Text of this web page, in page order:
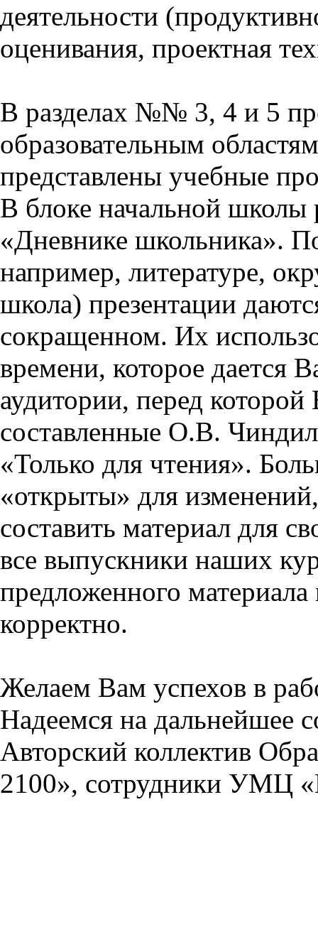
деятельности
оценивания, проектная
В разделах №№ 3, 4 и 5
образовательным
представлены учебные
В блоке начальной школы
«Дневнике школьника».
например, литературе,
школа) презентации
сокращенном. Их
времени, которое дается
аудитории, перед
составленные О.В.
«Только для чтения».
«открыты» для
составить материал для
все выпускники наших
предложенного
корректно.
Желаем Вам успехов в
Надеемся на дальнейшее
Авторский коллектив
2100», сотрудники УМЦ